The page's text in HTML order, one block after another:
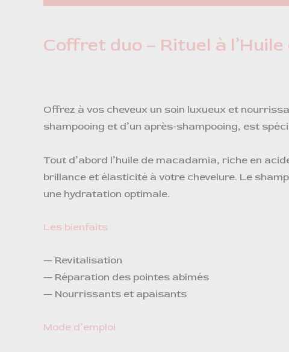
Coffret duo – Rituel à
Offrez à vos cheveux un soin luxueux et
shampooing et d’un après-shampooing, est
Tout d’abord l’huile de macadamia, riche en
brillance et élasticité à votre chevelure. Le
une hydratation optimale.
Les bienfaits
— Revitalisation
— Réparation des pointes abîmés
— Nourrissants et apaisants
Mode d’emploi